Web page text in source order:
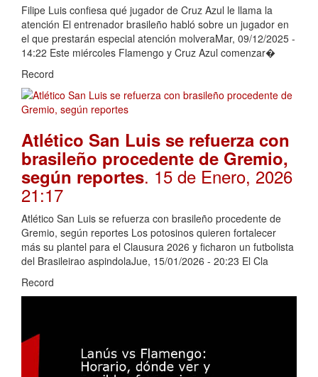
Filipe Luis confiesa qué jugador de Cruz Azul le llama la
atención El entrenador brasileño habló sobre un jugador en
el que prestarán especial atención molveraMar, 09/12/2025 -
14:22 Este miércoles Flamengo y Cruz Azul comenzar�
Record
Atlético San Luis se refuerza con
brasileño procedente de Gremio,
según reportes. 15 de Enero, 2026
21:17
Atlético San Luis se refuerza con brasileño procedente de
Gremio, según reportes Los potosinos quieren fortalecer
más su plantel para el Clausura 2026 y ficharon un futbolista
del Brasileirao aspindolaJue, 15/01/2026 - 20:23 El Cla
Record